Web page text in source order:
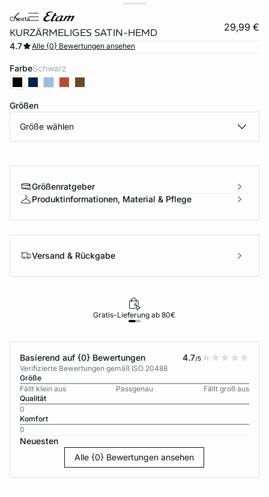
cheeta
KURZÄRMELIGES SATIN-HEMD 29,99 €
4.7 Alle {0} Bewertungen ansehen
Farbe schwarz
Größen
Größe wählen
Größenratgeber
Produktinformationen, Material & Pflege
Versand & Rückgabe
Gratis-Lieferung ab 80€
Basierend auf {0} Bewertungen 4.7/5
Verifizierte Bewertungen gemäß ISO 20488
Größe
Fällt klein aus
Passgenau
Fällt groß aus
Qualität
0
Komfort
0
Neuesten
Alle {0} Bewertungen ansehen